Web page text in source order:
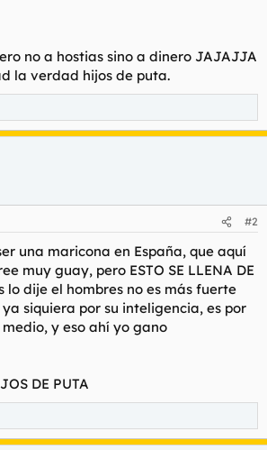
no a hostias sino a dinero JAJAJJA
la verdad hijos de puta.
#2
una maricona en España, que aquí
muy guay, pero ESTO SE LLENA DE
lo dije el hombres no es más fuerte
siquiera por su inteligencia, es por
y eso ahí yo gano
DE PUTA